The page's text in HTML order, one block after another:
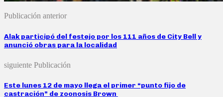
Publicación anterior
Alak participó del festejo por los 111 años de City Bell y
anunció obras para la localidad
siguiente Publicación
Este lunes 12 de mayo llega el primer “punto fijo de
castración” de zoonosis Brown